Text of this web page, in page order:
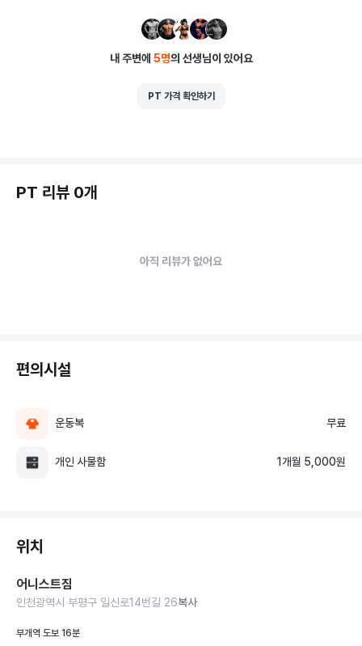
내 주변에 5명의 선생님이 있어요
PT 가격 확인하기
PT 리뷰 0개
아직 리뷰가 없어요
편의시설
운동복 무료
개인 사물함 1개월 5,000원
위치
어니스트짐
인천광역시 부평구 일신로14번길 26복사
부개역 도보 16분